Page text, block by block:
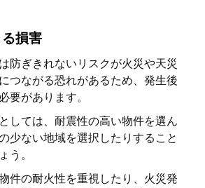
損害
防ぎきれないリスクが火災や天災
つながる恐れがあるため、発生後
要があります。
しては、耐震性の高い物件を選ん
少ない地域を選択したりすること
う。
件の耐火性を重視したり、火災発